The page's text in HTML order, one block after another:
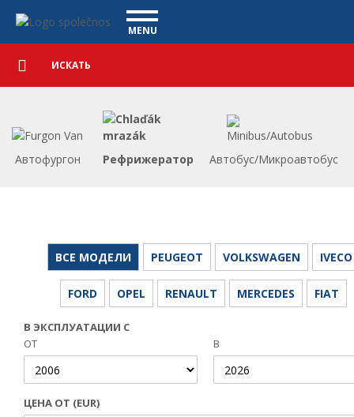
Коммерческие автомобили - Vanscentre
Navigace
MENU
КОММЕРЧЕСКИЕ АВТОМОБИЛИ
АВТОМОБИЛИ
ЧТО МЫ ПРЕДЛАГАЕМ
ФИНАНСИРОВАНИЕ
CСЫЛКА
Подробный
поиск Искать
Автофургон Рефрижератор Автобус/Микроавтобус
ВСЕ МОДЕЛИ PEUGEOT VOLKSWAGEN IVECO
FORD OPEL RENAULT MERCEDES FIAT
В ЭКСПЛУАТАЦИИ С
ОТ
В
ЦЕНА ОТ (EUR)